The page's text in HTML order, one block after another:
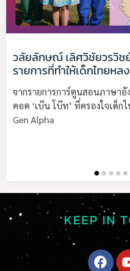
วลัยลักษณ์ เลิศวิชัยวรวิชย์
รายการที่ทำให้เด็กไทยห
จากรายการการ์ตูนสอนภาษา
คอต ‘เบ๊น โบ๊ท’ ที่ครองใจเด็ก
Gen Alpha
KEEP IN